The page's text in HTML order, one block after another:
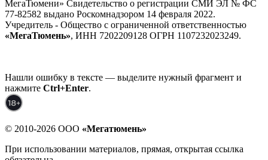
МегаТюмени» Свидетельство о регистрации СМИ ЭЛ № ФС
77-82582 выдано Роскомнадзором 14 февраля 2022.
Учредитель - Общество с ограниченной ответственностью
«МегаТюмень», ИНН 7202209128 ОГРН 1107232023249.
Нашли ошибку в тексте — выделите нужный фрагмент и
нажмите Ctrl+Enter.
© 2010-2026 ООО «Мегатюмень»
При использовании материалов, прямая, открытая ссылка